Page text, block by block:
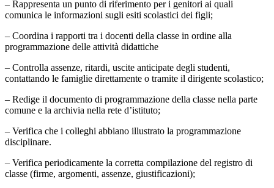
– Rappresenta un punto di riferimento per i genitori ai quali
comunica le informazioni sugli esiti scolastici dei figli;
– Coordina i rapporti tra i docenti della classe in ordine alla
programmazione delle attività didattiche
– Controlla assenze, ritardi, uscite anticipate degli studenti,
contattando le famiglie direttamente o tramite il dirigente scolastico;
– Redige il documento di programmazione della classe nella parte
comune e la archivia nella rete d’istituto;
– Verifica che i colleghi abbiano illustrato la programmazione
disciplinare.
– Verifica periodicamente la corretta compilazione del registro di
classe (firme, argomenti, assenze, giustificazioni);